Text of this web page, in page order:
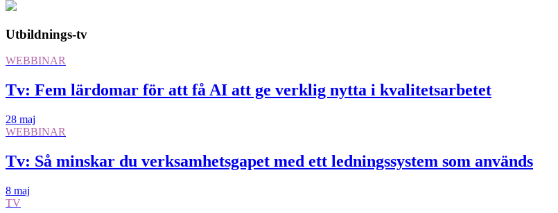
Utbildnings-tv
WEBBINAR
Tv: Fem lärdomar för att få AI att ge verklig nytta i kvalitetsarbetet
28 maj
WEBBINAR
Tv: Så minskar du verksamhetsgapet med ett ledningssystem som används
8 maj
TV